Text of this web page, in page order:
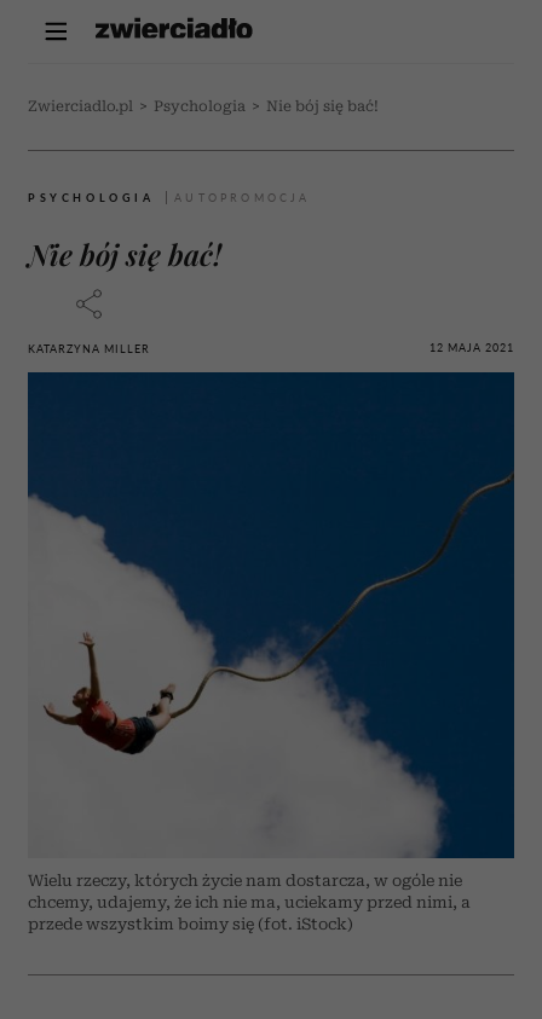
Zwierciadlo.pl > Psychologia > Nie bój się bać!
PSYCHOLOGIA
Nie bój się bać!
KATARZYNA MILLER 12 MAJA 2021
Wielu rzeczy, których życie nam dostarcza, w ogóle nie
chcemy, udajemy, że ich nie ma, uciekamy przed nimi, a
przede wszystkim boimy się (fot. iStock)